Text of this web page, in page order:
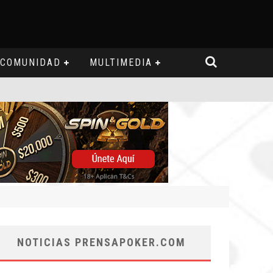
COMUNIDAD MULTIMEDIA
NOTICIAS PRENSAPOKER.COM